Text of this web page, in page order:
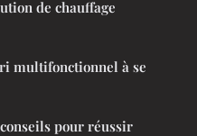
de chauffage
multifonctionnel à se
pour réussir